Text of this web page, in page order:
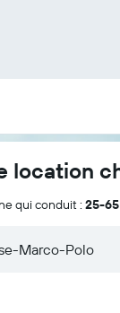
location
qui conduit : 25-